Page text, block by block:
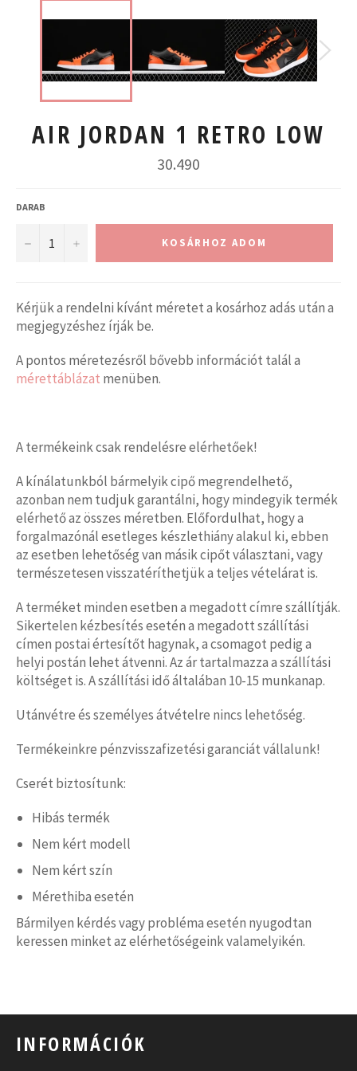
AIR JORDAN 1 RETRO LOW
Normál
ár
30.490
DARAB
− + KOSÁRHOZ ADOM
Kérjük a rendelni kívánt méretet a kosárhoz adás után a
megjegyzéshez írják be.
A pontos méretezésről bővebb információt talál a
mérettáblázat menüben.
A termékeink csak rendelésre elérhetőek!
A kínálatunkból bármelyik cipő megrendelhető,
azonban nem tudjuk garantálni, hogy mindegyik termék
elérhető az összes méretben. Előfordulhat, hogy a
forgalmazónál esetleges készlethiány alakul ki, ebben
az esetben lehetőség van másik cipőt választani, vagy
természetesen visszatéríthetjük a teljes vételárat is.
A terméket minden esetben a megadott címre szállítják.
Sikertelen kézbesítés esetén a megadott szállítási
címen postai értesítőt hagynak, a csomagot pedig a
helyi postán lehet átvenni. Az ár tartalmazza a szállítási
költséget is. A szállítási idő általában 10-15 munkanap.
Utánvétre és személyes átvételre nincs lehetőség.
Termékeinkre pénzvisszafizetési garanciát vállalunk!
Cserét biztosítunk:
Hibás termék
Nem kért modell
Nem kért szín
Mérethiba esetén
Bármilyen kérdés vagy probléma esetén nyugodtan
keressen minket az elérhetőségeink valamelyikén.
INFORMÁCIÓK